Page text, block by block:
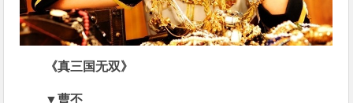
《真三国无双》
▼曹丕